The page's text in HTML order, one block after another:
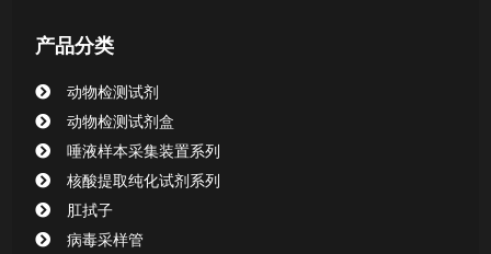
产品分类
动物检测试剂
动物检测试剂盒
唾液样本采集装置系列
核酸提取纯化试剂系列
肛拭子
病毒采样管